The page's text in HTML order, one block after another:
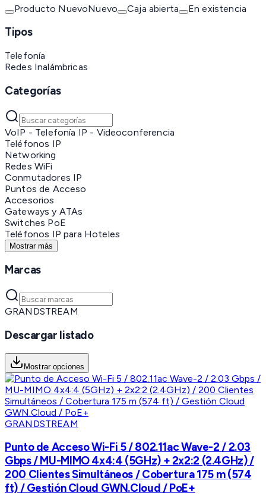
Producto NuevoNuevo Caja abierta En existencia
Tipos
Telefonía
Redes Inalámbricas
Categorías
VoIP - Telefonía IP - Videoconferencia
Teléfonos IP
Networking
Redes WiFi
Conmutadores IP
Puntos de Acceso
Accesorios
Gateways y ATAs
Switches PoE
Teléfonos IP para Hoteles
Mostrar más
Marcas
GRANDSTREAM
Descargar listado
Mostrar opciones
GRANDSTREAM
Punto de Acceso Wi-Fi 5 / 802.11ac Wave-2 / 2.03
Gbps / MU-MIMO 4x4:4 (5GHz) + 2x2:2 (2.4GHz) /
200 Clientes Simultáneos / Cobertura 175 m (574
ft) / Gestión Cloud GWN.Cloud / PoE+